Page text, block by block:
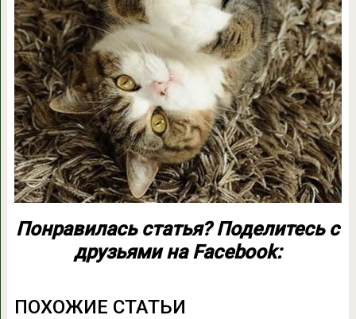
Понравилась статья? Поделитесь с
друзьями на Facebook:
ПОХОЖИЕ СТАТЬИ